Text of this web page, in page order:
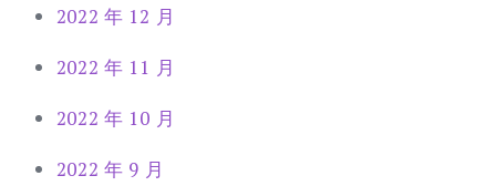
2022 年 12 月
2022 年 11 月
2022 年 10 月
2022 年 9 月